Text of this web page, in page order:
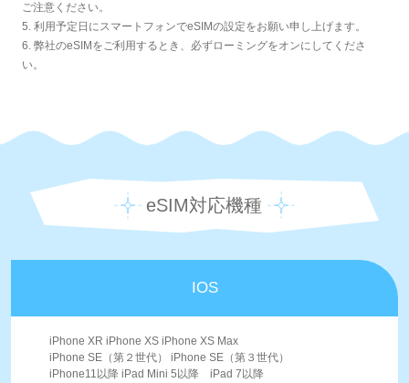
ご注意ください。
5. 利用予定日にスマートフォンでeSIMの設定をお願い申し上げます。
6. 弊社のeSIMをご利用するとき、必ずローミングをオンにしてくださ
い。
eSIM対応機種
IOS
iPhone XR iPhone XS iPhone XS Max
iPhone SE（第２世代） iPhone SE（第３世代）
iPhone11以降 iPad Mini 5以降 iPad 7以降